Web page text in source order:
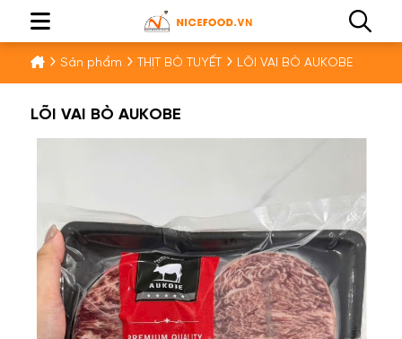
Sản phẩm THỊT BÒ TUYẾT LÕI VAI BÒ AUKOBE
LÕI VAI BÒ AUKOBE